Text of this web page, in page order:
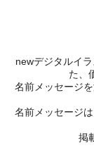
newデジタルイ
た、
名前メッセージ
名前メッセージ
掲